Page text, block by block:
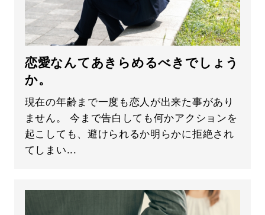
恋愛なんてあきらめるべきでしょう
か。
現在の年齢まで一度も恋人が出来た事があり
ません。 今まで告白しても何かアクションを
起こしても、避けられるか明らかに拒絶され
てしまい...